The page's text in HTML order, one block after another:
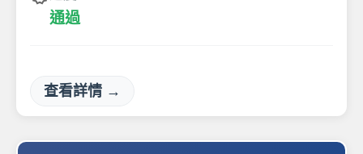
通過
查看詳情 →